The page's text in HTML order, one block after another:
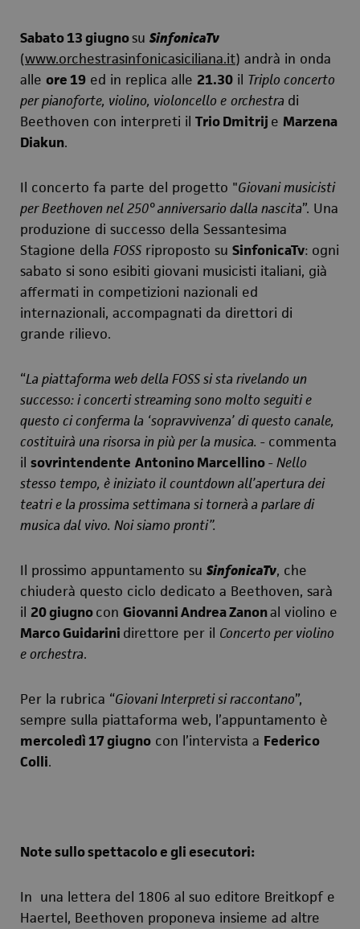
Sabato 13 giugnosu SinfonicaTv
(www.orchestrasinfonicasiciliana.it) andrà in onda
alle ore 19 ed in replica alle 21.30 il Triplo concerto
per pianoforte, violino, violoncello e orchestra di
Beethoven con interpreti il Trio Dmitrij e Marzena
Diakun.
Il concerto fa parte del progetto "Giovani musicisti
per Beethoven nel 250° anniversario dalla nascita”. Una
produzione di successo della Sessantesima
Stagione della FOSS riproposto su SinfonicaTv: ogni
sabato si sono esibiti giovani musicisti italiani, già
affermati in competizioni nazionali ed
internazionali, accompagnati da direttori di
grande rilievo.
“La piattaforma web della FOSS si sta rivelando un
successo: i concerti streaming sono molto seguiti e
questo ci conferma la ‘sopravvivenza’ di questo canale,
costituirà una risorsa in più per la musica. - commenta
il sovrintendente Antonino Marcellino- Nello
stesso tempo, è iniziato il countdown all’apertura dei
teatri e la prossima settimana si tornerà a parlare di
musica dal vivo. Noi siamo pronti”.
Il prossimo appuntamento su SinfonicaTv, che
chiuderà questo ciclo dedicato a Beethoven, sarà
il 20 giugnocon Giovanni Andrea Zanonal violino e
Marco Guidarini direttore per il Concerto per violino
e orchestra.
Per la rubrica “Giovani Interpreti si raccontano”,
sempre sulla piattaforma web, l’appuntamento è
mercoledì 17 giugno con l’intervista a Federico
Colli.
Note sullo spettacolo e gli esecutori:
In una lettera del 1806 al suo editore Breitkopf e
Haertel, Beethoven proponeva insieme ad altre